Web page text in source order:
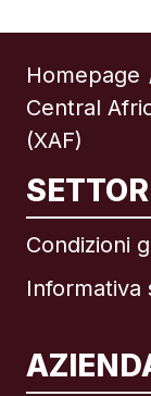
Homepage
Central
(XAF)
Condizioni
Informativa